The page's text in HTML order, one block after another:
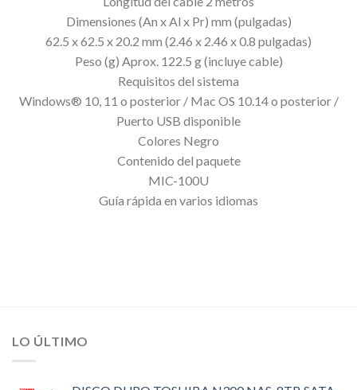
Dimensiones (An x Al x Pr) mm (pulgadas)
62.5 x 62.5 x 20.2 mm (2.46 x 2.46 x 0.8 pulgadas)
Peso (g) Aprox. 122.5 g (incluye cable)
Requisitos del sistema
Windows® 10, 11 o posterior / Mac OS 10.14 o posterior /
Puerto USB disponible
Colores Negro
Contenido del paquete
MIC-100U
Guía rápida en varios idiomas
LO ÚLTIMO